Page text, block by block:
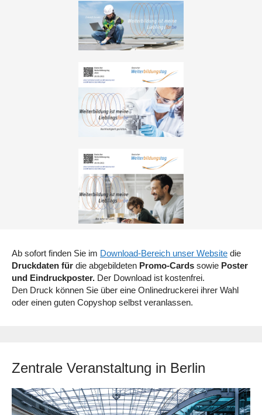
Ab sofort finden Sie im Download-Bereich unser Website die
Druckdaten für die abgebildeten Promo-Cards sowie Poster
und Eindruckposter. Der Download ist kostenfrei.
Den Druck können Sie über eine Onlinedruckerei ihrer Wahl
oder einen guten Copyshop selbst veranlassen.
Zentrale Veranstaltung in Berlin